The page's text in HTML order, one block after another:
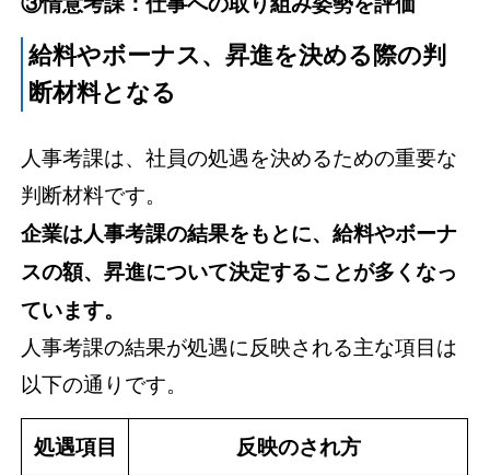
給料やボーナス、昇進を決める際の判
断材料となる
人事考課は、社員の処遇を決めるための重要な
判断材料です。
企業は人事考課の結果をもとに、給料やボーナ
スの額、昇進について決定することが多くなっ
ています。
人事考課の結果が処遇に反映される主な項目は
以下の通りです。
処遇項目 反映のされ方